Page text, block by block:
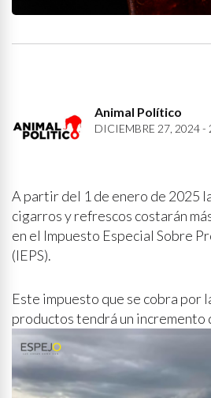
Animal Político
DICIEMBRE 27, 2024 -
A partir del 1 de enero de 2025
cigarros y refrescos costarán
en el Impuesto Especial Sobre
(IEPS).
Este impuesto que se cobra por
productos tendrá un incremento